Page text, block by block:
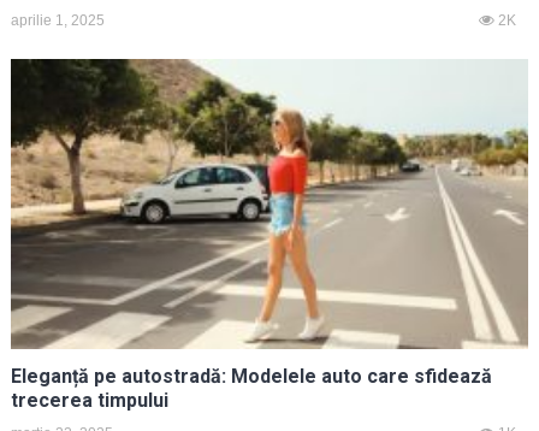
aprilie 1, 2025 2K
Eleganță pe autostradă: Modelele auto care sfidează
trecerea timpului